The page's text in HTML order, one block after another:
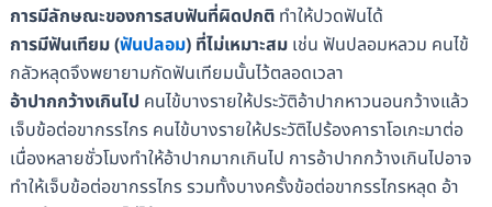
การมีลักษณะของการสบฟันที่ผิดปกติทำให้ปวดฟันได้
การมีฟันเทียม (ฟันปลอม) ที่ไม่เหมาะสมเช่น ฟันปลอมหลวม คนไข้
กลัวหลุดจึงพยายามกัดฟันเทียมนั้นไว้ตลอดเวลา
อ้าปากกว้างเกินไป คนไข้บางรายให้ประวัติอ้าปากหาวนอนกว้างแล้ว
เจ็บข้อต่อขากรรไกร คนไข้บางรายให้ประวัติไปร้องคาราโอเกะมาต่อ
เนื่องหลายชั่วโมงทำให้อ้าปากมากเกินไป การอ้าปากกว้างเกินไปอาจ
ทำให้เจ็บข้อต่อขากรรไกร รวมทั้งบางครั้งข้อต่อขากรรไกรหลุด อ้า